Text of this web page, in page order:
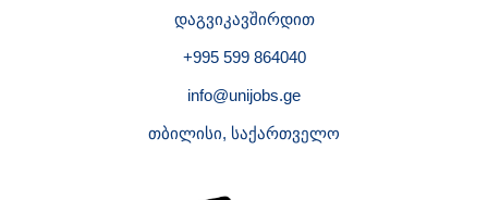
დაგვიკავშირდით
+995 599 864040
info@unijobs.ge
თბილისი, საქართველო